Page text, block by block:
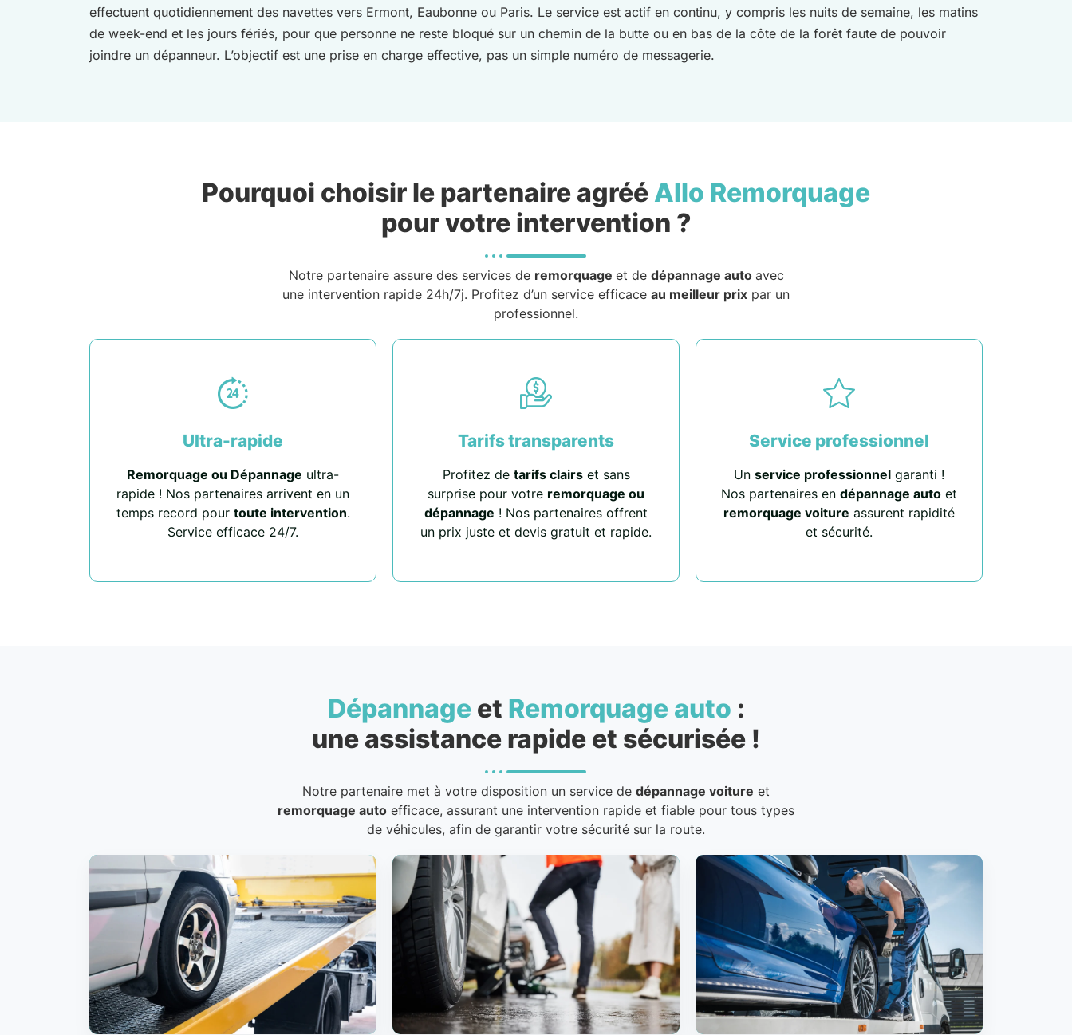
effectuent quotidiennement des navettes vers Ermont, Eaubonne ou Paris. Le service est actif en continu, y compris les nuits de semaine, les matins
de week-end et les jours fériés, pour que personne ne reste bloqué sur un chemin de la butte ou en bas de la côte de la forêt faute de pouvoir
joindre un dépanneur. L’objectif est une prise en charge effective, pas un simple numéro de messagerie.
Pourquoi choisir le partenaire agréé Allo Remorquage
pour votre intervention ?
Notre partenaire assure des services de remorquage et de dépannage auto avec
une intervention rapide 24h/7j. Profitez d’un service efficace au meilleur prix par un
professionnel.
Ultra-rapide
Remorquage ou Dépannage ultra-
rapide ! Nos partenaires arrivent en un
temps record pour toute intervention.
Service efficace 24/7.
Tarifs transparents
Profitez de tarifs clairset sans
surprise pour votre remorquage ou
dépannage ! Nos partenaires offrent
un prix juste et devis gratuit et rapide.
Service professionnel
Un service professionnel garanti !
Nos partenaires en dépannage auto et
remorquage voiture assurent rapidité
et sécurité.
Dépannageet Remorquage auto :
une assistance rapide et sécurisée !
Notre partenaire met à votre disposition un service de dépannage voiture et
remorquage auto efficace, assurant une intervention rapide et fiable pour tous types
de véhicules, afin de garantir votre sécurité sur la route.